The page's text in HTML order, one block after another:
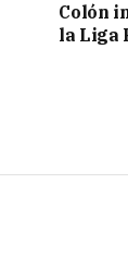
Colón
la Liga